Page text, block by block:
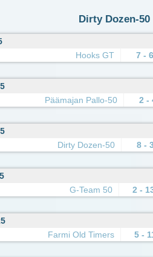
Dirty Dozen-
Hooks GT 7 - 6
Päämajan Pallo-50 2 -
Dirty Dozen-50 8 -
G-Team 50 2 -
Farmi Old Timers 5 -